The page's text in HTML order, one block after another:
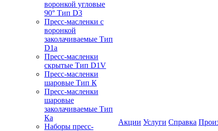
воронкой угловые
90° Тип D3
Пресс-масленки с
воронкой
заколачиваемые Тип
D1a
Пресс-масленки
скрытые Тип D1V
Пресс-масленки
шаровые Тип К
Пресс-масленки
шаровые
заколачиваемые Тип
Кa
Наборы пресс-
Акции Услуги Справка